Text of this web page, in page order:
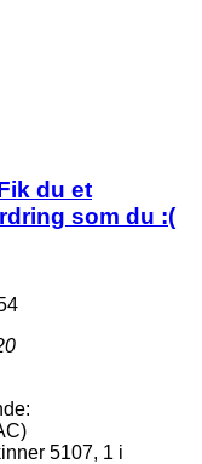
du et
som du :(
5107, 1 i